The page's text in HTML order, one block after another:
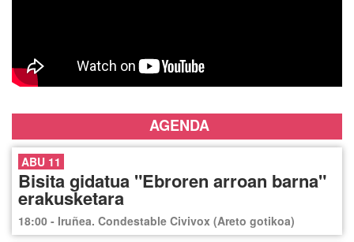
AGENDA
ABU 11
Bisita gidatua "Ebroren arroan barna"
erakusketara
18:00 - Iruñea. Condestable Civivox (Areto gotikoa)